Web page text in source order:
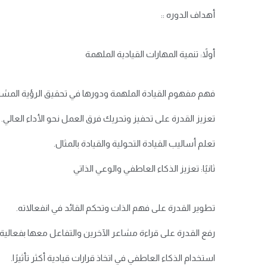
أهداف الدوره ::
أولاً: تنمية المهارات القيادية الملهمة
فهم مفهوم القيادة الملهمة ودورها في تحقيق الرؤية
تعزيز القدرة على تحفيز وتحريك فرق العمل نحو الأداء العالي.
تعلم أساليب القيادة التحولية والقيادة بالمثال.
ثانيًا: تعزيز الذكاء العاطفي والوعي الذاتي
تطوير القدرة على فهم الذات وتحكم القائد في انفعالاته.
رفع القدرة على قراءة مشاعر الآخرين والتفاعل معها
استخدام الذكاء العاطفي في اتخاذ قرارات قيادية أكثر تأثيرًا.